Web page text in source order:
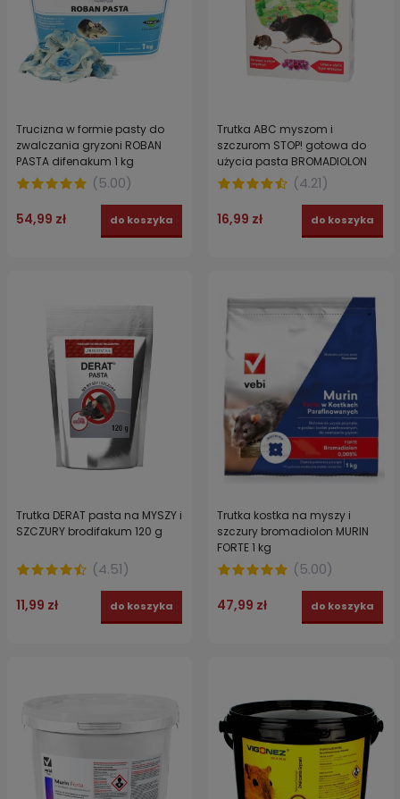
Trucizna w formie pasty do
zwalczania gryzoni ROBAN
PASTA difenakum 1 kg
(5.00)
54,99 zł do koszyka
Trutka ABC myszom i
szczurom STOP! gotowa do
użycia pasta BROMADIOLON
na MYSZY i SZCZURY 150 g
(4.21)
16,99 zł do koszyka
Trutka DERAT pasta na MYSZY i
SZCZURY brodifakum 120 g
(4.51)
11,99 zł do koszyka
Trutka kostka na myszy i
szczury bromadiolon MURIN
FORTE 1 kg
(5.00)
47,99 zł do koszyka